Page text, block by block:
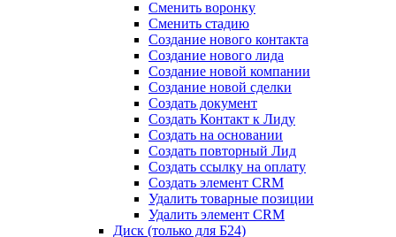
Сменить воронку
Сменить стадию
Создание нового контакта
Создание нового лида
Создание новой компании
Создание новой сделки
Создать документ
Создать Контакт к Лиду
Создать на основании
Создать повторный Лид
Создать ссылку на оплату
Создать элемент CRM
Удалить товарные позиции
Удалить элемент CRM
Диск (только для Б24)